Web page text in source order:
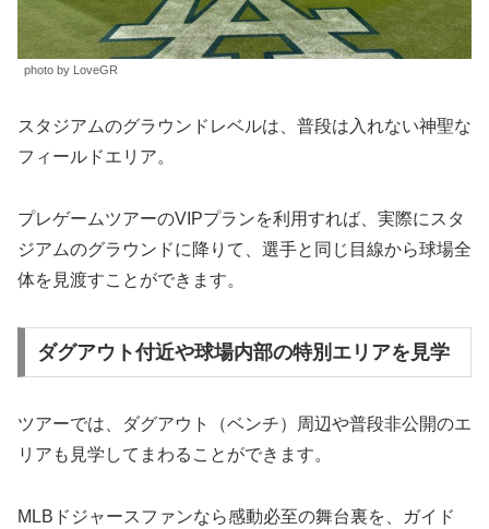
photo by LoveGR
スタジアムのグラウンドレベルは、普段は入れない神聖な
フィールドエリア。
プレゲームツアーのVIPプランを利用すれば、実際にスタ
ジアムのグラウンドに降りて、選手と同じ目線から球場全
体を見渡すことができます。
ダグアウト付近や球場内部の特別エリアを見学
ツアーでは、ダグアウト（ベンチ）周辺や普段非公開のエ
リアも見学してまわることができます。
MLBドジャースファンなら感動必至の舞台裏を、ガイド